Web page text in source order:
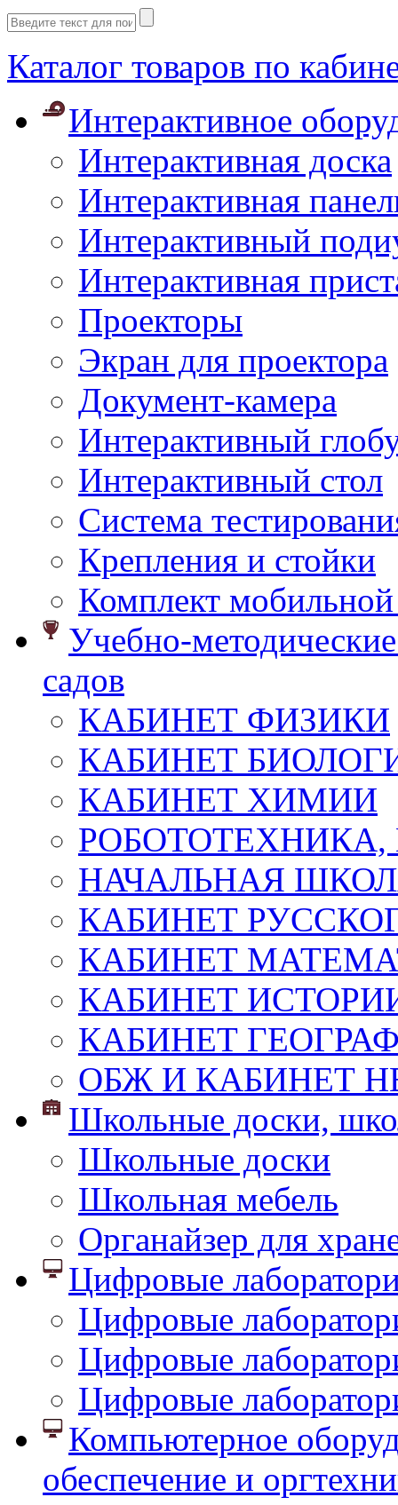
Каталог товаров по
Интерактивное
Интерактивная доска
Интерактивная
Интерактивный
Интерактивная
Проекторы
Экран для проектора
Документ-камера
Интерактивный
Интерактивный стол
Система
Крепления и стойки
Комплект
Учебно-
садов
КАБИНЕТ ФИЗИКИ
КАБИНЕТ
КАБИНЕТ ХИМИИ
НАЧАЛЬНАЯ
КАБИНЕТ
КАБИНЕТ
КАБИНЕТ
КАБИНЕТ
ОБЖ И КАБИНЕТ
Школьные доски,
Школьные доски
Школьная мебель
Органайзер для
Цифровые
Цифровые
Цифровые
Цифровые
Компьютерное
обеспечение и